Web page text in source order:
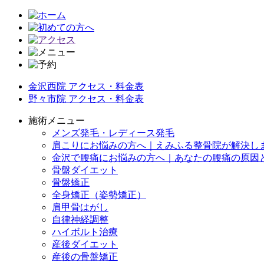
金沢西院 アクセス・料金表
野々市院 アクセス・料金表
施術メニュー
メンズ発毛・レディース発毛
肩こりにお悩みの方へ｜えみふる整骨院が解決し
金沢で腰痛にお悩みの方へ｜あなたの腰痛の原因
骨盤ダイエット
骨盤矯正
全身矯正（姿勢矯正）
肩甲骨はがし
自律神経調整
ハイボルト治療
産後ダイエット
産後の骨盤矯正